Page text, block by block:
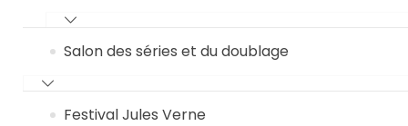
Salon des séries et du doublage
Festival Jules Verne